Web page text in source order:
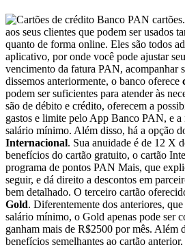
Banco PAN
aos seus clientes que podem ser usados
quanto de forma online. Eles são todos
aplicativo, por onde você pode ajustar
vencimento da fatura PAN, acompanhar
dissemos anteriormente, o banco oferece
podem ser suficientes para atender às
são de débito e crédito, oferecem a
gastos e limite pelo App Banco PAN, e a
salário mínimo. Além disso, há a opção
Internacional. Sua anuidade é de 12 X
benefícios do cartão gratuito, o cartão
programa de pontos PAN Mais, que
seguir, e dá direito a descontos em
bem detalhado. O terceiro cartão
Gold. Diferentemente dos anteriores,
salário mínimo, o Gold apenas pode ser
ganham mais de R$2500 por mês. Além
benefícios semelhantes ao cartão